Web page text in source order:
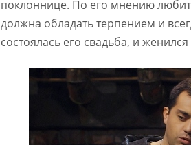
поклоннице. По его мнению
должна обладать терпением и
состоялась его свадьба, и